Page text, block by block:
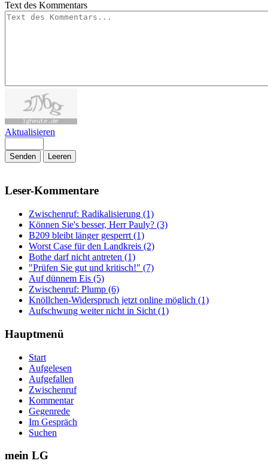
Text des Kommentars
Aktualisieren
Senden Leeren
Leser-Kommentare
Zwischenruf: Radikalisierung (1)
Können Sie's besser, Herr Pauly? (3)
B209 bleibt länger gesperrt (1)
Worst Case für den Landkreis (2)
Bothe darf nicht antreten (1)
"Prüfen Sie gut und kritisch!" (7)
Auf dünnem Eis (5)
Zwischenruf: Plump (6)
Knöllchen-Widerspruch jetzt online möglich (1)
Aufschwung weiter nicht in Sicht (1)
Hauptmenü
Start
Aufgelesen
Aufgefallen
Zwischenruf
Kommentar
Gegenrede
Im Gespräch
Suchen
mein LG